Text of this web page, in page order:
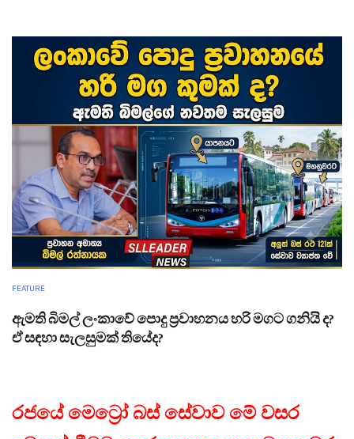
FEATURE
ඇමති බිමල් ලංකාවේ පොදු ප්‍රවාහනය හරි මගට ගනියි ද?
ඒ සඳහා සැලසුමක් තියේද?
රජයේ මෙට්‍රෝ බස් සේවාව මේ වසර